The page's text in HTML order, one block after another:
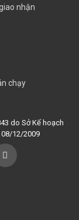
nhận
chạy
do Sở Kế hoạch
12/2009